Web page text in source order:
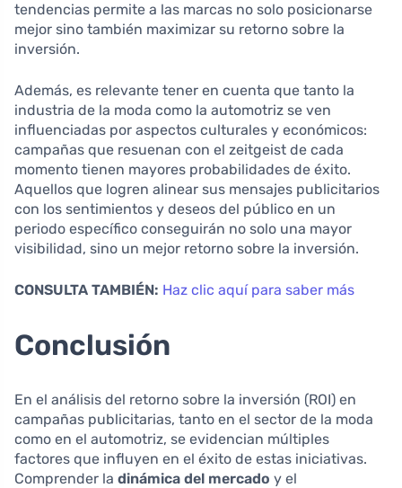
tendencias permite a las marcas no solo posicionarse
mejor sino también maximizar su retorno sobre la
inversión.
Además, es relevante tener en cuenta que tanto la
industria de la moda como la automotriz se ven
influenciadas por aspectos culturales y económicos:
campañas que resuenan con el zeitgeist de cada
momento tienen mayores probabilidades de éxito.
Aquellos que logren alinear sus mensajes publicitarios
con los sentimientos y deseos del público en un
periodo específico conseguirán no solo una mayor
visibilidad, sino un mejor retorno sobre la inversión.
CONSULTA TAMBIÉN: Haz clic aquí para saber más
Conclusión
En el análisis del retorno sobre la inversión (ROI) en
campañas publicitarias, tanto en el sector de la moda
como en el automotriz, se evidencian múltiples
factores que influyen en el éxito de estas iniciativas.
Comprender la dinámica del mercado y el